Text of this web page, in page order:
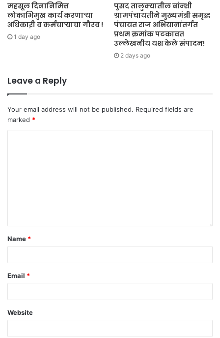
महसूल दिनानिमित्त
लोकाभिमुख कार्य करणाऱ्या
अधिकाऱी व कर्मचाऱ्याचा गौरव !
1 day ago
पुसद तालुक्यातील बांन्शी
ग्रामपंचायतीने मुख्यमंत्री समृद्ध
पंचायत राज अभियानांतर्गत
प्रथम क्रमांक पटकावत
उल्लेखनीय यश केले संपादन!
2 days ago
Leave a Reply
Your email address will not be published. Required fields are
marked *
Name *
Email *
Website